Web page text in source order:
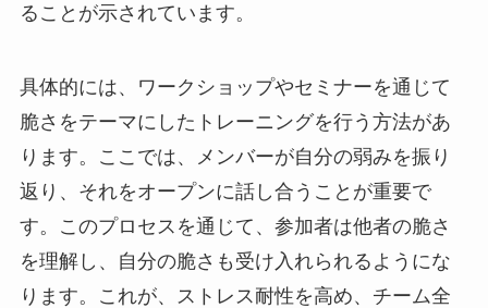
ることが示されています。
具体的には、ワークショップやセミナーを通じて
脆さをテーマにしたトレーニングを行う方法があ
ります。ここでは、メンバーが自分の弱みを振り
返り、それをオープンに話し合うことが重要で
す。このプロセスを通じて、参加者は他者の脆さ
を理解し、自分の脆さも受け入れられるようにな
ります。これが、ストレス耐性を高め、チーム全